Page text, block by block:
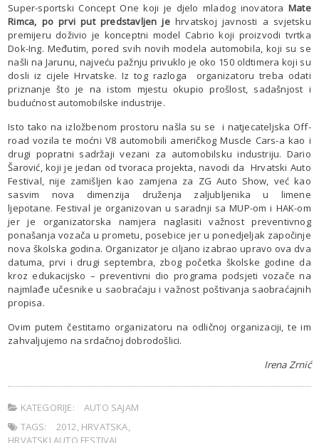
Super-sportski Concept One koji je djelo mladog inovatoraMate
Rimca, po prvi put predstavljen jehrvatskoj javnosti a svjetsku
premijeru doživio je konceptni model Cabrio koji proizvodi tvrtka
Dok-Ing. Međutim, pored svih novih modela automobila, koji su se
našli na Jarunu, najveću pažnju privuklo je oko 150 oldtimera koji su
dosli iz cijele Hrvatske. Iz tog razloga organizatoru treba odati
priznanje što je na istom mjestu okupio prošlost, sadašnjost i
budućnost automobilske industrije.
Isto tako na izložbenom prostoru našla su se i natjecateljska Off-
road vozila te moćni V8 automobili američkog Muscle Cars-a kao i
drugi popratni sadržaji vezani za automobilsku industriju. Dario
Šarović, koji je jedan od tvoraca projekta, navodi da Hrvatski Auto
Festival, nije zamišljen kao zamjena za ZG Auto Show, već kao
sasvim nova dimenzija druženja zaljubljenika u limene
ljepotane. Festival je organizovan u saradnji sa MUP-om i HAK-om
jer je organizatorska namjera naglasiti važnost preventivnog
ponašanja vozača u prometu, posebice jer u ponedjeljak započinje
nova školska godina. Organizator je ciljano izabrao upravo ova dva
datuma, prvi i drugi septembra, zbog početka školske godine da
kroz edukacijsko – preventivni dio programa podsjeti vozače na
najmlađe učesnike u saobraćaju i važnost poštivanja saobraćajnih
propisa.
Ovim putem čestitamo organizatoru na odličnoj organizaciji, te im
zahvaljujemo na srdačnoj dobrodošlici.
Irena Zrnić
KATEGORIJE:
AUTO SAJAM
TAGS:
2012, HRVATSKA,
HRVATSKI AUTO FESTIVAL